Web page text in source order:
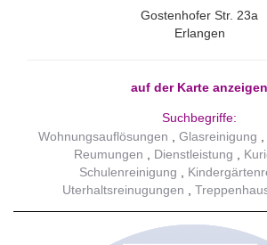
Gostenhofer Str. 23a
Erlangen
auf der Karte anzeigen
Suchbegriffe:
Wohnungsauflösungen
Glasreinigung
Reumungen
Dienstleistung
Schulenreinigung
Uterhaltsreinugungen